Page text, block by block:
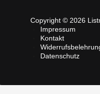
Copyright © 2026
Impressum
Kontakt
Datenschutz